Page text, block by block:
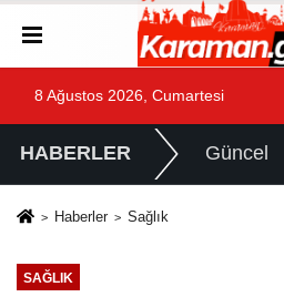
8 Ağustos 2026, Cumartesi
HABERLER Güncel
Haberler Sağlık
SAĞLIK